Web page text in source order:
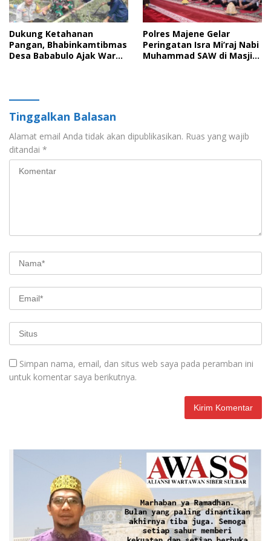
Dukung Ketahanan
Pangan, Bhabinkamtibmas
Desa Bababulo Ajak Warga
Polres Majene Gelar
Peringatan Isra Mi’raj Nabi
Muhammad SAW di Masjid
Tinggalkan Balasan
Alamat email Anda tidak akan dipublikasikan. Ruas yang wajib
ditandai *
Simpan nama, email, dan situs web saya pada peramban ini
untuk komentar saya berikutnya.